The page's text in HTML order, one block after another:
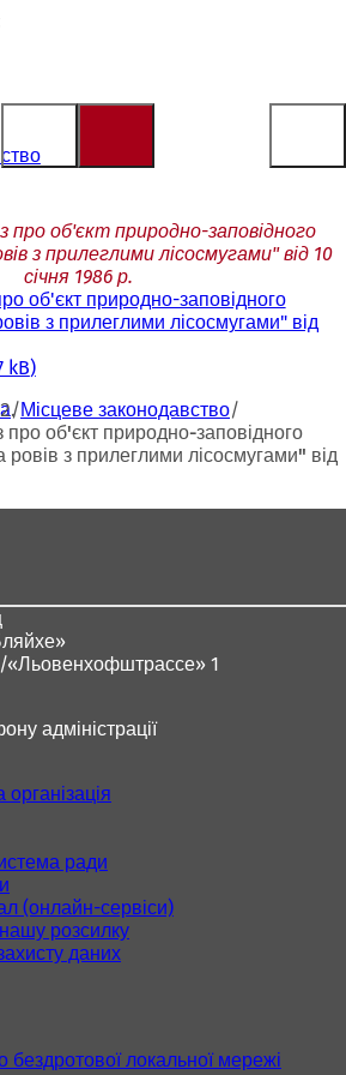
об'єкт природно-заповідного
з прилеглими лісосмугами" від 10
січня 1986 р.
об'єкт природно-заповідного
з прилеглими лісосмугами" від
kB
Місцеве законодавство
про об'єкт природно-заповідного
з прилеглими лісосмугами" від
«Льовенхофштрассе» 1
адміністрації
ради
(онлайн-сервіси)
розсилку
даних
бездротової локальної мережі